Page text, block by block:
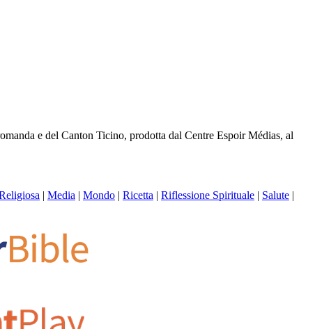
e del Canton Ticino, prodotta dal Centre Espoir Médias, al
| Media | Mondo | Ricetta | Riflessione Spirituale | Salute |